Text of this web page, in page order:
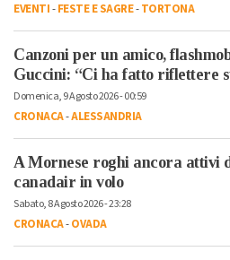
EVENTI-FESTE E SAGRE-TORTONA
Canzoni per un amico,
Guccini: “Ci ha fatto riflettere
Domenica, 9 Agosto 2026 - 00:59
CRONACA-ALESSANDRIA
A Mornese roghi ancora attivi
canadair in volo
Sabato, 8 Agosto 2026 - 23:28
CRONACA-OVADA